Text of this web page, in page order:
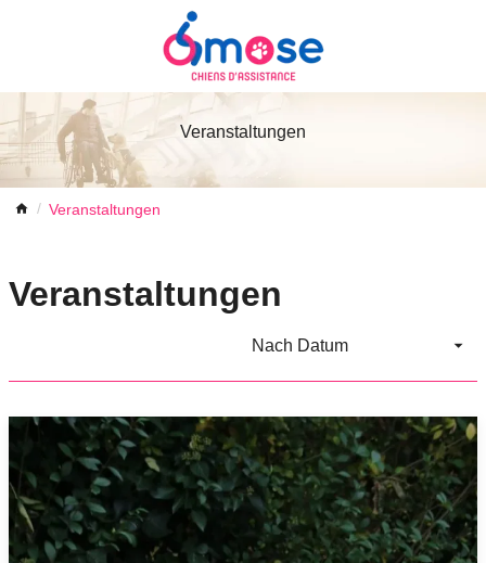
Veranstaltungen
Veranstaltungen
Veranstaltungen
Nach Datum